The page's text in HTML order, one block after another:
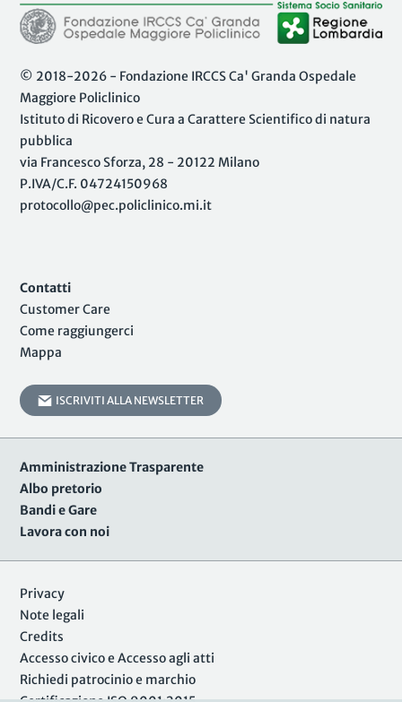
© 2018-2026 - Fondazione IRCCS Ca' Granda Ospedale
Maggiore Policlinico
Istituto di Ricovero e Cura a Carattere Scientifico di natura
pubblica
via Francesco Sforza, 28 - 20122 Milano
P.IVA/C.F. 04724150968
protocollo@pec.policlinico.mi.it
Contatti
Customer Care
Come raggiungerci
Mappa
ISCRIVITI ALLA NEWSLETTER
Amministrazione Trasparente
Albo pretorio
Bandi e Gare
Lavora con noi
Privacy
Note legali
Credits
Accesso civico e Accesso agli atti
Richiedi patrocinio e marchio